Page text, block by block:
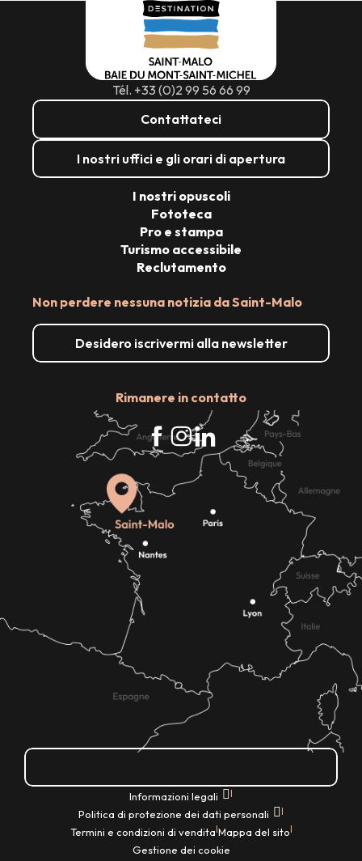
Tél. +33 (0)2 99 56 66 99
Contattateci
I nostri uffici e gli orari di apertura
Non perdere nessuna notizia da Saint-Malo
Desidero iscrivermi alla newsletter
Rimanere in contatto
I nostri opuscoli
Fototeca
Pro e stampa
Turismo accessibile
Reclutamento
Informazioni legali |
Politica di protezione dei dati personali |
Termini e condizioni di vendita|Mappa del sito|
Gestione dei cookie